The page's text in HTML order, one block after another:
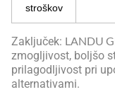
stroškov
Zaključek: LANDU
zmogljivost, boljšo
prilagodljivost pri
alternativami.